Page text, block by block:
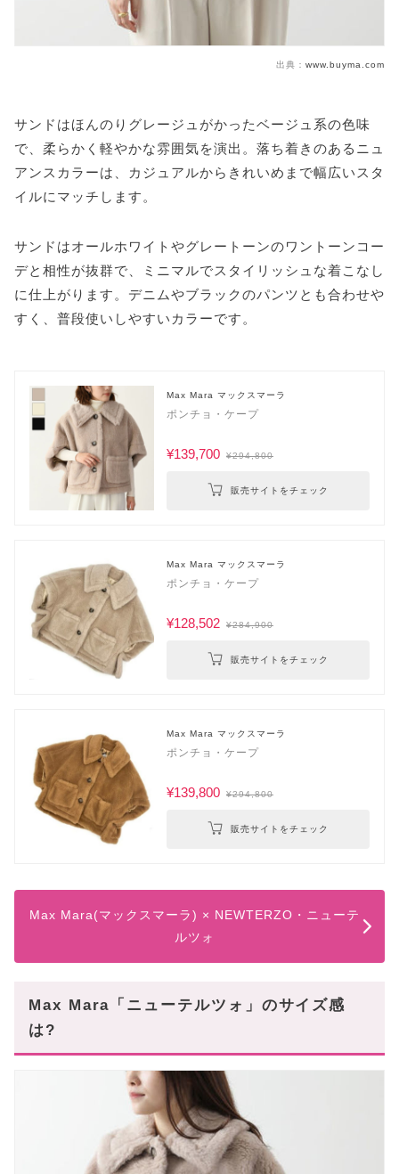
出典： www.buyma.com
サンドはほんのりグレージュがかったベージュ系の色味
で、柔らかく軽やかな雰囲気を演出。落ち着きのあるニュ
アンスカラーは、カジュアルからきれいめまで幅広いスタ
イルにマッチします。
サンドはオールホワイトやグレートーンのワントーンコー
デと相性が抜群で、ミニマルでスタイリッシュな着こなし
に仕上がります。デニムやブラックのパンツとも合わせや
すく、普段使いしやすいカラーです。
Max Mara マックスマーラ
ポンチョ・ケープ
¥139,700 ¥294,800
販売サイトをチェック
Max Mara マックスマーラ
ポンチョ・ケープ
¥128,502 ¥284,900
販売サイトをチェック
Max Mara マックスマーラ
ポンチョ・ケープ
¥139,800 ¥294,800
販売サイトをチェック
Max Mara(マックスマーラ) × NEWTERZO・ニューテ
ルツォ
Max Mara「ニューテルツォ」のサイズ感
は?